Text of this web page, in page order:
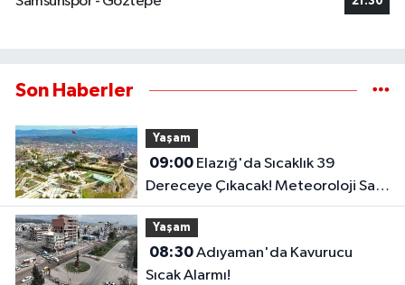
Son Haberler
Yaşam
09:00Elazığ'da Sıcaklık 39
Dereceye Çıkacak! Meteoroloji Saat
Vererek Uyardı..
Yaşam
08:30Adıyaman'da Kavurucu
Sıcak Alarmı!